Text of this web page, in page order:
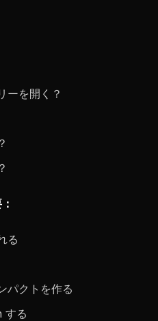
ーを開く？
る
パクトを作る
する